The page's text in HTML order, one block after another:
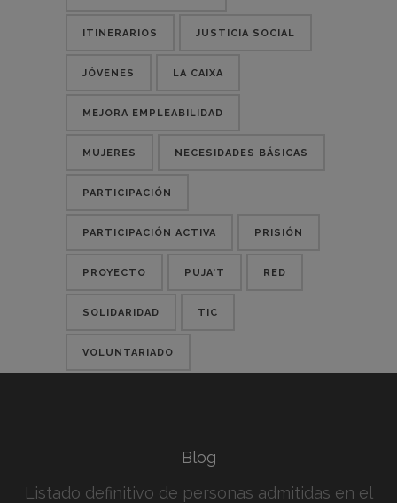
ITINERARIOS JUSTICIA SOCIAL
JÓVENES LA CAIXA
MEJORA EMPLEABILIDAD
MUJERES NECESIDADES BÁSICAS
PARTICIPACIÓN
PARTICIPACIÓN ACTIVA PRISIÓN
PROYECTO PUJA'T RED
SOLIDARIDAD TIC
VOLUNTARIADO
Blog
Listado definitivo de personas admitidas en el